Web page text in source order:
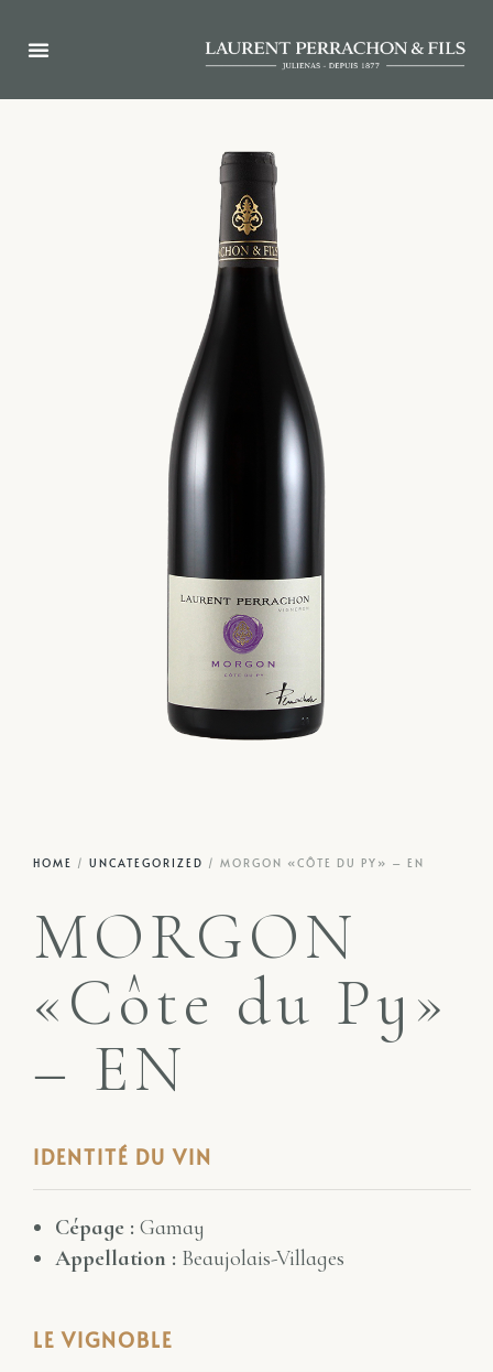
HOME / UNCATEGORIZED / MORGON «CÔTE DU PY» – EN
MORGON
«Côte du Py»
– EN
IDENTITÉ DU VIN
Cépage : Gamay
Appellation : Beaujolais-Villages
LE VIGNOBLE